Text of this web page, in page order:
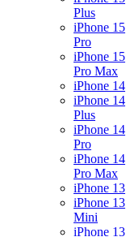
Plus
iPhone 15
Pro
iPhone 15
Pro Max
iPhone 14
iPhone 14
Plus
iPhone 14
Pro
iPhone 14
Pro Max
iPhone 13
iPhone 13
Mini
iPhone 13